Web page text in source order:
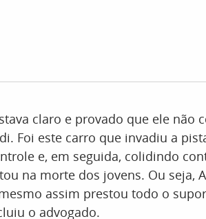
claro e provado que ele não
Foi este carro que invadiu a
e, em seguida, colidindo
na morte dos jovens. Ou seja,
assim prestou todo o
o advogado.